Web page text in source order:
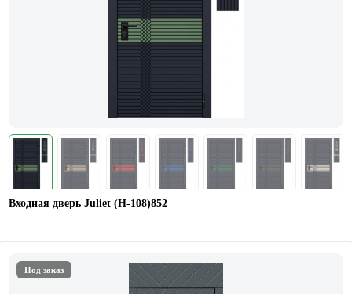
Входная дверь Juliet (Н-108)852
Под заказ